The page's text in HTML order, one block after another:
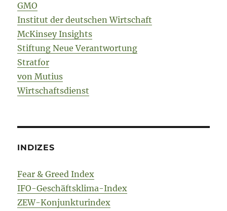
GMO
Institut der deutschen Wirtschaft
McKinsey Insights
Stiftung Neue Verantwortung
Stratfor
von Mutius
Wirtschaftsdienst
INDIZES
Fear & Greed Index
IFO-Geschäftsklima-Index
ZEW-Konjunkturindex